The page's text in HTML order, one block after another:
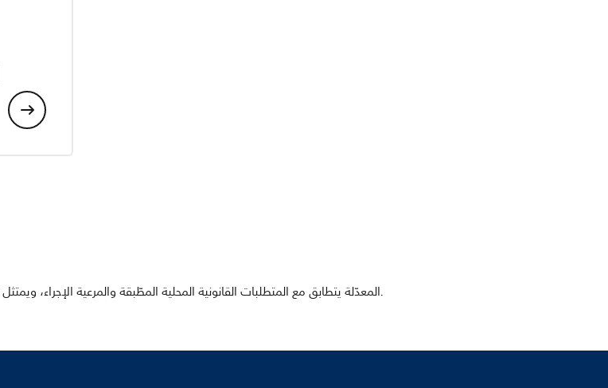
تقع على عاتقك مسؤولية ضمان أن استخدام مصابيح LED المعدّلة يتطابق مع المتطلبات القانونية المحلية المطّبقة والمرعية الإجراء، ويمتثل لها.